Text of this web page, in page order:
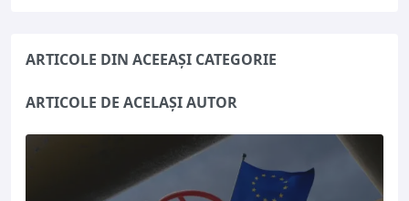
ARTICOLE DIN ACEEAȘI CATEGORIE
ARTICOLE DE ACELAȘI AUTOR